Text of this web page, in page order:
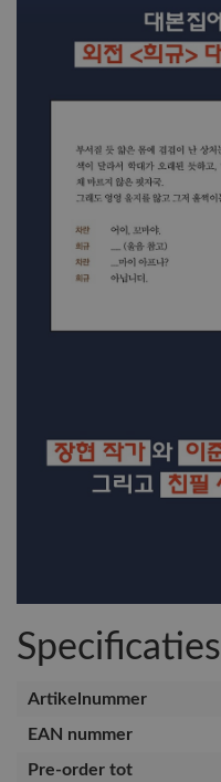
Specificaties
Artikelnummer
EAN nummer
Pre-order tot